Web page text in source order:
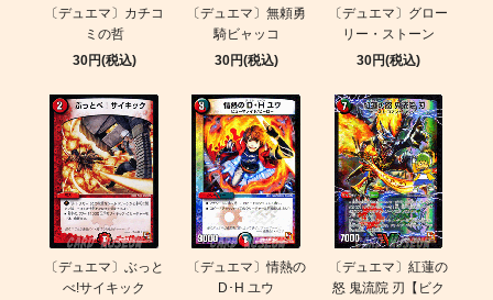
〔デュエマ〕カチコ
ミの哲
30円(税込)
〔デュエマ〕無頼勇
騎ビャッコ
30円(税込)
〔デュエマ〕グロー
リー・ストーン
30円(税込)
〔デュエマ〕ぶっと
べ!サイキック
〔デュエマ〕情熱の
D･H ユウ
〔デュエマ〕紅蓮の
怒 鬼流院 刃【ビク